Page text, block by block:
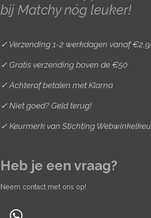
m
t
bij Matchy nóg leuker!
✓ Verzending 1-2 werkdagen vanaf
✓ Gratis verzending boven de €50
✓ Achteraf betalen met Klarna
✓ Niet goed? Geld terug!
✓ Keurmerk van Stichting
Heb je een vraag?
Neem contact met ons op!